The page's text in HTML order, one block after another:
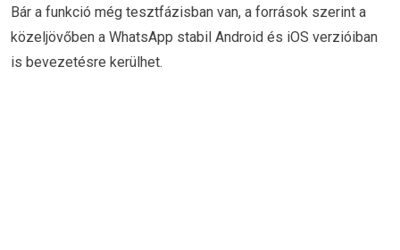
Bár a funkció még tesztfázisban van, a források szerint a
közeljövőben a WhatsApp stabil Android és iOS verzióiban
is bevezetésre kerülhet.